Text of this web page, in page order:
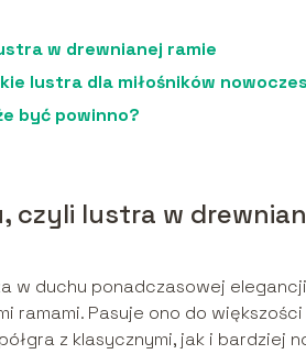
w drewnianej ramie
lustra dla miłośników
być powinno?
czyli lustra w
w duchu ponadczasowej
ramami. Pasuje ono do
z klasycznymi, jak i bardziej